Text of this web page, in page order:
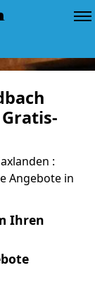
:
Angebote in
Ihren